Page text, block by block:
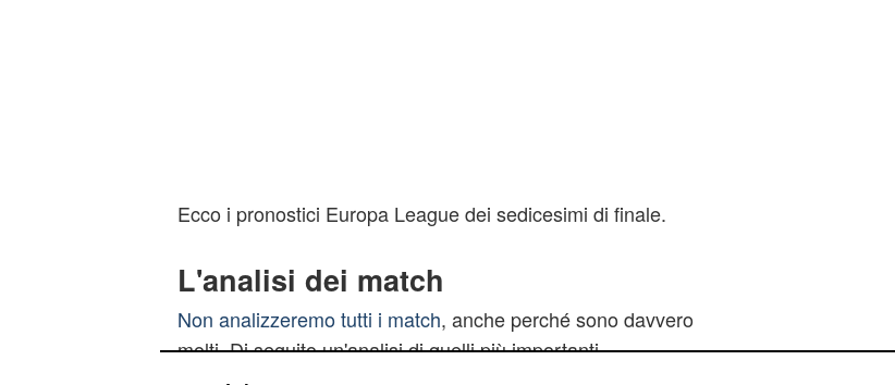
Ecco i pronostici Europa League dei sedicesimi di finale.
L'analisi dei match
Non analizzeremo tutti i match, anche perché sono davvero
molti. Di seguito un'analisi di quelli più importanti.